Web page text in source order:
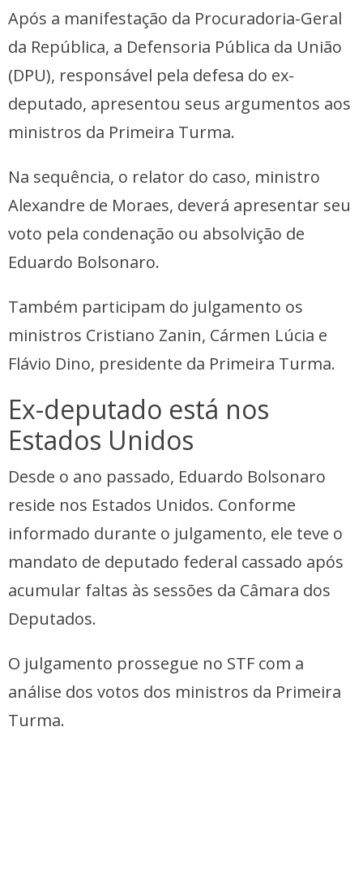
Após a manifestação da Procuradoria-Geral
da República, a Defensoria Pública da União
(DPU), responsável pela defesa do ex-
deputado, apresentou seus argumentos aos
ministros da Primeira Turma.
Na sequência, o relator do caso, ministro
Alexandre de Moraes, deverá apresentar seu
voto pela condenação ou absolvição de
Eduardo Bolsonaro.
Também participam do julgamento os
ministros Cristiano Zanin, Cármen Lúcia e
Flávio Dino, presidente da Primeira Turma.
Ex-deputado está nos
Estados Unidos
Desde o ano passado, Eduardo Bolsonaro
reside nos Estados Unidos. Conforme
informado durante o julgamento, ele teve o
mandato de deputado federal cassado após
acumular faltas às sessões da Câmara dos
Deputados.
O julgamento prossegue no STF com a
análise dos votos dos ministros da Primeira
Turma.